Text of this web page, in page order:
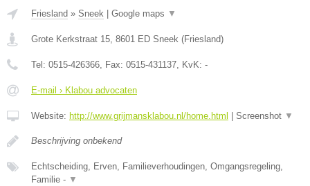
Friesland » Sneek Google maps ▼
Grote Kerkstraat 15, 8601 ED Sneek (Friesland)
Tel: 0515-426366, Fax: 0515-431137, KvK: -
E-mail › Klabou advocaten
Website: http://www.grijmansklabou.nl/home.html Screenshot ▼
Beschrijving onbekend
Echtscheiding, Erven, Familieverhoudingen, Omgangsregeling,
Familie - ▼